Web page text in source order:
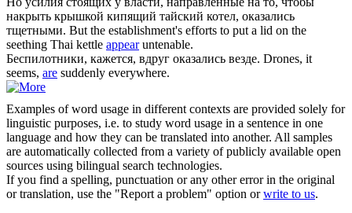
накрыть крышкой кипящий тайский котел, оказались
тщетными. But the establishment's efforts to put a lid on the
seething Thai kettle appearuntenable.
Беспилотники, кажется, вдруг оказались везде. Drones, it
seems, are suddenly everywhere.
Examples of word usage in different contexts are provided solely for
linguistic purposes, i.e. to study word usage in a sentence in one
language and how they can be translated into another. All samples
are automatically collected from a variety of publicly available open
sources using bilingual search technologies.
If you find a spelling, punctuation or any other error in the original
or translation, use the "Report a problem" option orwrite to us.